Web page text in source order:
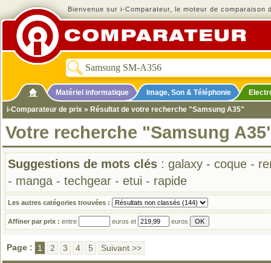
Bienvenue sur i-Comparateur, le moteur de comparaison
Matériel informatique Image, Son & Téléphonie
i-Comparateur de prix » Résultat de votre recherche "Samsung A35"
Votre recherche "Samsung
Suggestions de mots clés : galaxy - coque -
- manga - techgear - etui - rapide
Les autres catégories trouvées :
Affiner par prix : entre euros et euros
Page : 1 2 3 4 5 Suivant >>